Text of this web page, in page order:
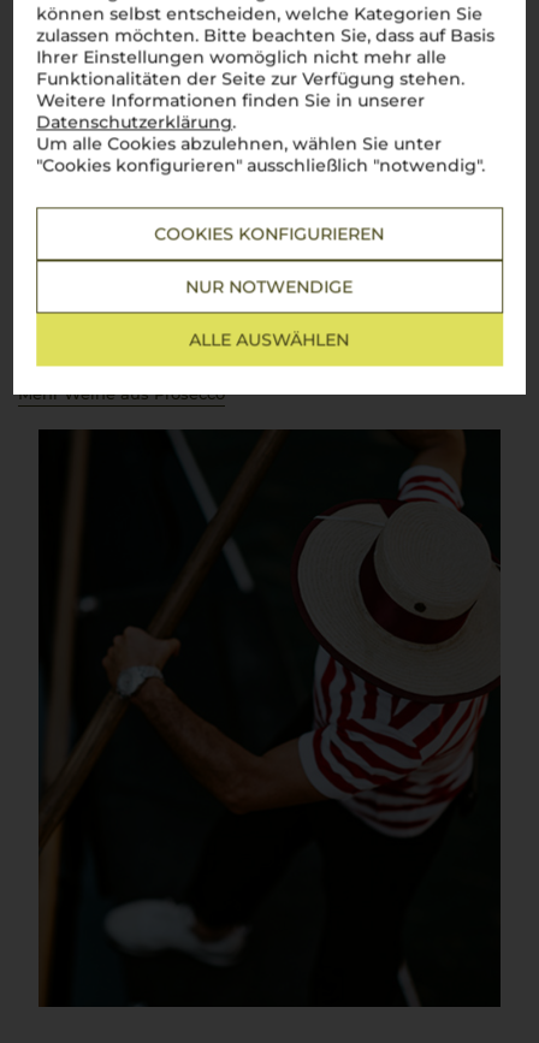
können selbst entscheiden, welche Kategorien Sie
zulassen möchten. Bitte beachten Sie, dass auf Basis
Ihrer Einstellungen womöglich nicht mehr alle
Funktionalitäten der Seite zur Verfügung stehen.
Weitere Informationen finden Sie in unserer
Datenschutzerklärung.
Um alle Cookies abzulehnen, wählen Sie unter
"Cookies konfigurieren" ausschließlich "notwendig".
COOKIES KONFIGURIEREN
NUR NOTWENDIGE
ALLE AUSWÄHLEN
Über die Region
Prosecco
Der beliebte Schaumwein aus Italien – Erfrischend, fruchtig,
unwiderstehlich
Proseccoist der weltweit beliebte Schaumwein aus Italien,
unbeschwerten Genuss und italienische Lebensfreude. Ob als
Aperitif, Begleiter zu Mahlzeiten oder zum Feiern besonderer
Proseccoist vielseitig einsetzbar und ideal für
jeden Anlass. Mit seiner Herkunft in den malerischen Hügeln
von Conegliano und Valdobbiadene, wo die Glera-Traube auf
den besten Weinbergen gedeiht, verkörpert
Mehr Weine aus Prosecco